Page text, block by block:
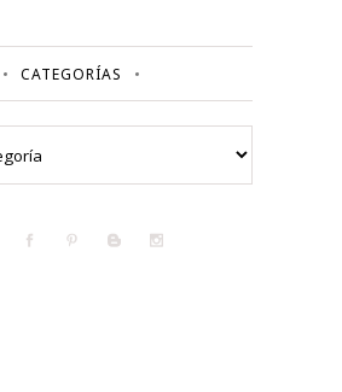
CATEGORÍAS